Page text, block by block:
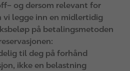
og dersom relevant for
vi legge inn en midlertidig
på betalingsmetoden
til deg på forhånd
ikke en belastning